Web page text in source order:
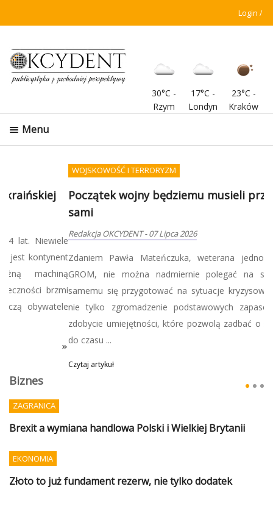
Login
30°C -
Rzym
17°C -
Londyn
23°C -
Kraków
Menu
WOJSKOWOŚĆ I TERRORYZM
Początek wojny będziemu musieli przetrwać
Redakcja OKCYDENT-07 Lipca 2026
Zdaniem Pawła Mateńczuka, weterana jednostki specjalnej
GROM, nie można nadmiernie polegać na służbach, tylko
samemu się przygotować na sytuacje kryzysowe, co oznacza
nie tylko zgromadzenie podstawowych zapasów, ale także
zdobycie umiejętności, które pozwolą zadbać o siebie i bliskich
Biznes
ZAGRANICA
Brexit a wymiana handlowa Polski i Wielkiej Brytanii
EKONOMIA
Złoto to już fundament rezerw, nie tylko dodatek